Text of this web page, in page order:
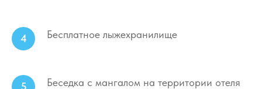
Бесплатное лыжехранилище
Беседка с мангалом на территории отеля